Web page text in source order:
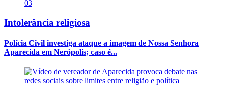
03
Intolerância religiosa
Polícia Civil investiga ataque a imagem de Nossa Senhora
Aparecida em Nerópolis; caso é...